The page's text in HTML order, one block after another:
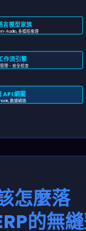
言模型家族
Audio, 多模態推理
作流引擎
理、安全檢查
API 網關
數據轉換
怎麼落
的無